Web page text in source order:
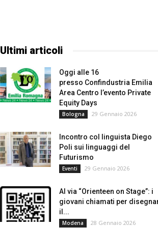
Ultimi articoli
Oggi alle 16
presso Confindustria Emilia
Area Centro l’evento Private
Equity Days
Bologna 29 Gennaio 2026
Incontro col linguista Diego
Poli sui linguaggi del
Futurismo
Eventi 29 Gennaio 2026
Al via “Orienteen on Stage”: i
giovani chiamati per
il...
Modena 28 Gennaio 2026